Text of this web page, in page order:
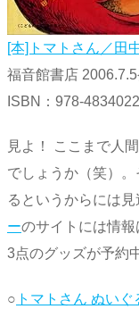
[本]トマトさん／田
福音館書店
ISBN：978-
見よ！ ここまで人
でしょうか（笑）
るというからには
ーのサイトには情
3点のグッズが予約
○ トマトさん ぬいぐ